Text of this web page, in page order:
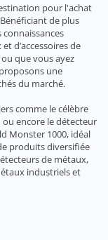
pour l'achat
de plus
connaissances
d’accessoires de
que vous ayez
une
du marché.
comme le célèbre
ou encore le détecteur
Monster 1000, idéal
produits diversifiée
de métaux,
industriels et